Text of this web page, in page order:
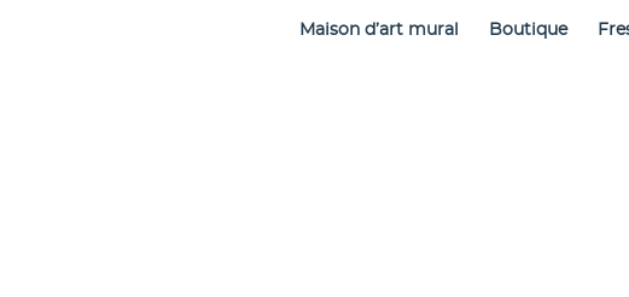
Maison d’art mural Boutique